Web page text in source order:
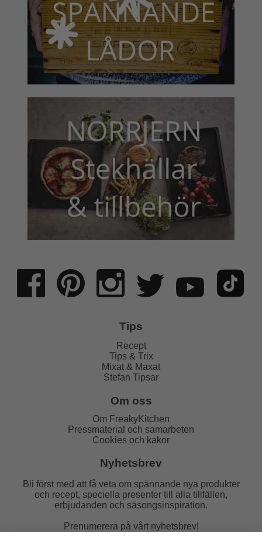
Tips
Recept
Tips & Trix
Mixat & Maxat
Stefan Tipsar
Om oss
Om FreakyKitchen
Pressmaterial och samarbeten
Cookies och kakor
Nyhetsbrev
Bli först med att få veta om spännande nya produkter
och recept, speciella presenter till alla tillfällen,
erbjudanden och säsongsinspiration.
Prenumerera på vårt nyhetsbrev!